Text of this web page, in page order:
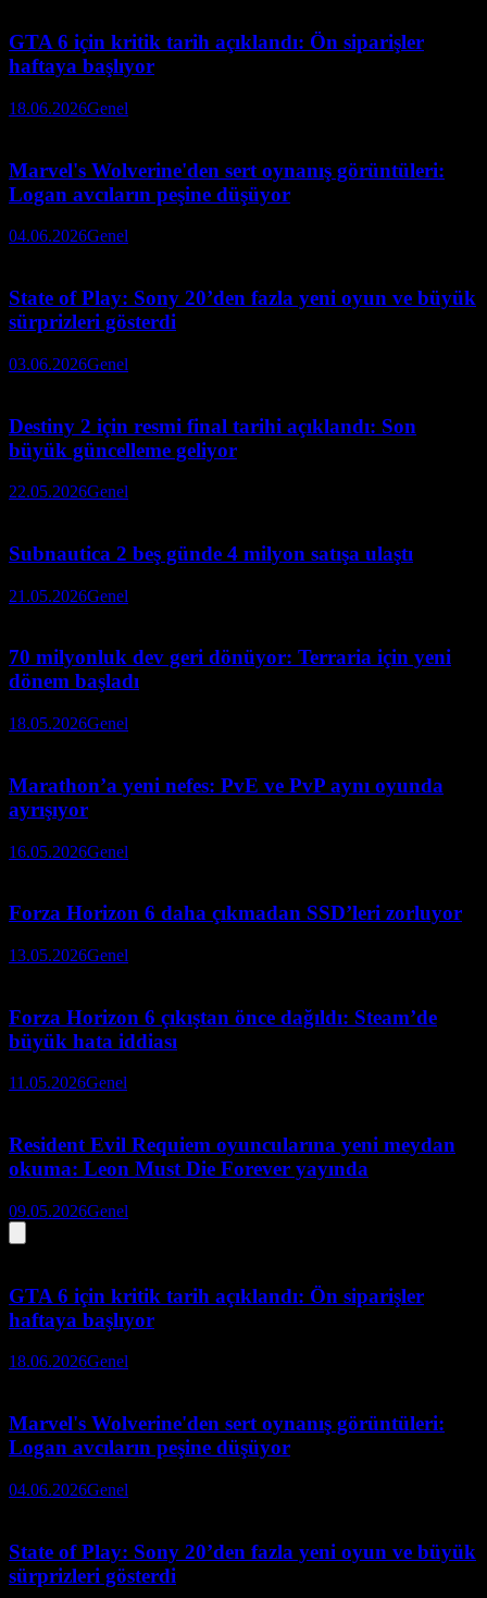
GTA 6 için kritik tarih açıklandı: Ön siparişler
haftaya başlıyor
18.06.2026Genel
Marvel's Wolverine'den sert oynanış görüntüleri:
Logan avcıların peşine düşüyor
04.06.2026Genel
State of Play: Sony 20’den fazla yeni oyun ve büyük
sürprizleri gösterdi
03.06.2026Genel
Destiny 2 için resmi final tarihi açıklandı: Son
büyük güncelleme geliyor
22.05.2026Genel
Subnautica 2 beş günde 4 milyon satışa ulaştı
21.05.2026Genel
70 milyonluk dev geri dönüyor: Terraria için yeni
dönem başladı
18.05.2026Genel
Marathon’a yeni nefes: PvE ve PvP aynı oyunda
ayrışıyor
16.05.2026Genel
Forza Horizon 6 daha çıkmadan SSD’leri zorluyor
13.05.2026Genel
Forza Horizon 6 çıkıştan önce dağıldı: Steam’de
büyük hata iddiası
11.05.2026Genel
Resident Evil Requiem oyuncularına yeni meydan
okuma: Leon Must Die Forever yayında
09.05.2026Genel
GTA 6 için kritik tarih açıklandı: Ön siparişler
haftaya başlıyor
18.06.2026Genel
Marvel's Wolverine'den sert oynanış görüntüleri:
Logan avcıların peşine düşüyor
04.06.2026Genel
State of Play: Sony 20’den fazla yeni oyun ve büyük
sürprizleri gösterdi